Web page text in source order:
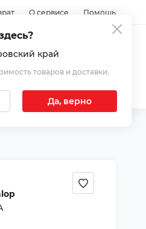
О сервисе Помощь
край
товаров и доставки.
Да, верно